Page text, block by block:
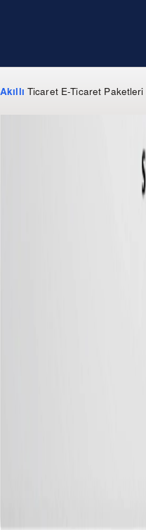
Akıllı Ticaret E-Ticaret Paketleri